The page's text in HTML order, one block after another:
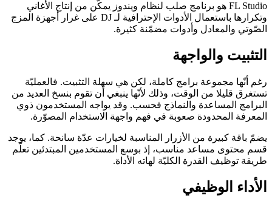
FL Studio هو برنامج صلب لنظام ويندوز يمكّن من إنتاج الأغاني
وتكرارها باستعمال الأدوات الإحترافية لـ DJ على غرار أجهزة المزج
الصّوتي والمعادل وأدوات مضمّنة كثيرة.
التثبيت والواجهة
رغم أنّها مجموعة برامج كاملة، لكن هي سهلة التثبيت. فالعمليّة
تستغرق قليلا من الوقت، وذلك لأنّها ينبغي أن تقوم بنسخ العديد من
البرامج المساعدة والنماذج فحسب. وقد يواجه المستخدمون ذوي
المعرفة المحدودة صعوبة في فهم واجهة الاستخدام المصوّرة.
يضمّ باقة كبيرة من الأزرار المناسبة لخيارات عدّة سانحة. كما، يوجد
قسم محتوى مساعد مناسب، إذ بوسع المستخدمين المبتدئين تعلّم
طريقة توظيف القدرة الكليّة لهاته الأداة.
الأداء الوظيفي